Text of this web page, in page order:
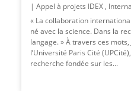
Appel à projets IDEX ,
« La collaboration
né avec la science. Dans la
langage. » À travers ces
l’Université Paris Cité
recherche fondée sur les...